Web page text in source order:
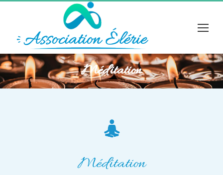
Méditation
Méditation